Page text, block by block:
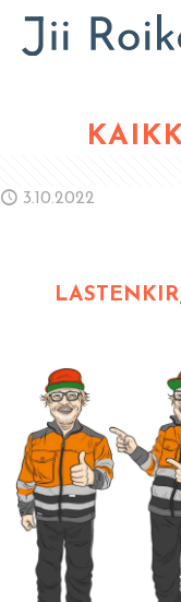
3.10.2022